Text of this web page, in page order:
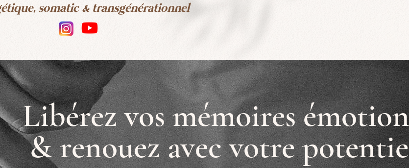
somatic & transgénérationnel
Libérez vos mémoires
& renouez avec votre